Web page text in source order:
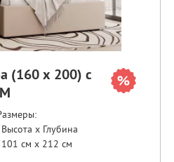
(160 х 200) с
x Глубина
см x 212 см